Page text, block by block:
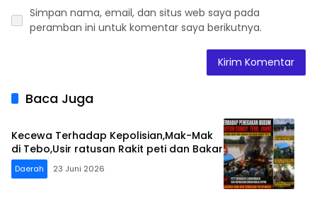
Simpan nama, email, dan situs web saya pada
peramban ini untuk komentar saya berikutnya.
Baca Juga
Kecewa Terhadap Kepolisian,Mak-Mak
di Tebo,Usir ratusan Rakit peti dan Bakar
Daerah 23 Juni 2026